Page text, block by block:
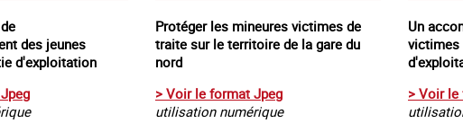
des jeunes
d'exploitation
Protéger les mineures victimes de
traite sur le territoire de la gare du
nord
> Voir le format Jpeg
utilisation numérique
Un
victimes
> Voir